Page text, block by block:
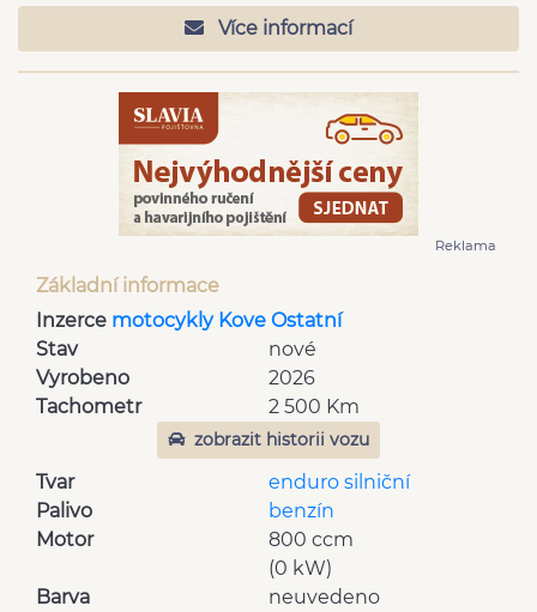
Více informací
Reklama
Základní informace
Inzerce motocykly Kove Ostatní
Stav
nové
Vyrobeno
2026
Tachometr
2 500 Km
zobrazit historii vozu
Tvar
enduro silniční
Palivo
benzín
Motor
800 ccm
(0 kW)
Barva
neuvedeno